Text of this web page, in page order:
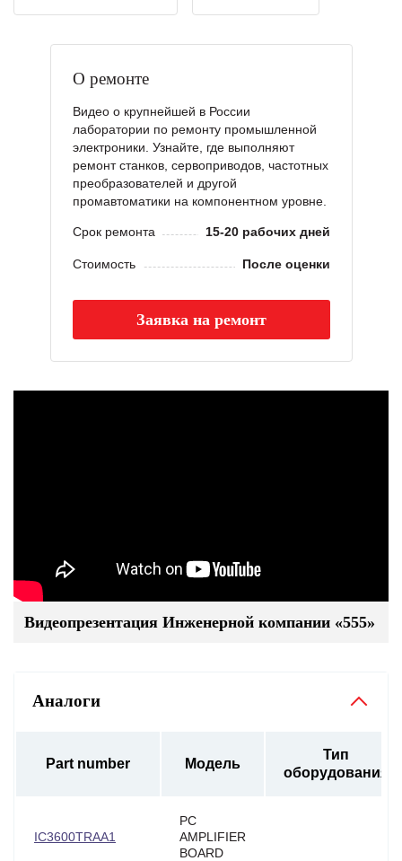
О ремонте
Видео о крупнейшей в России
лаборатории по ремонту промышленной
электроники. Узнайте, где выполняют
ремонт станков, сервоприводов, частотных
преобразователей и другой
промавтоматики на компонентном уровне.
Срок ремонта 15-20 рабочих дней
Стоимость После оценки
Заявка на ремонт
Видеопрезентация Инженерной компании «555»
Аналоги
Part number Модель
Тип
оборудования
IC3600TRAA1
PC
AMPLIFIER
BOARD